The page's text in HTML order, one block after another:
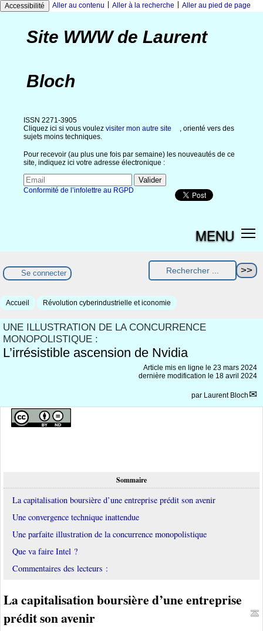
Accessibilité Aller au contenu Aller à la recherche Aller au pied de page
Site WWW de Laurent
Bloch
ISSN 2271-3905
Cliquez ici si vous voulez visiter mon autre site
, orienté vers des
sujets moins techniques.
Pour recevoir (au plus une fois par semaine) les nouveautés de ce
site, indiquez ici votre adresse électronique :
Conformité de l’infolettre au RGPD
MENU
Se connecter
Accueil Révolution cyberindustrielle et iconomie
UNE ILLUSTRATION DE LA CONCURRENCE
MONOPOLISTIQUE :
L’irrésistible ascension de Nvidia
Article mis en ligne le 23 mars 2024
dernière modification le 18 avril 2024
par Laurent Bloch
Sommaire
La capitalisation boursière d’une entreprise prédit son avenir
Une convergence technique inattendue
Une parfaite illustration de la concurrence monopolistique
Que va faire Intel ?
Commentaires des lecteurs :
La capitalisation boursière d’une entreprise
prédit son avenir